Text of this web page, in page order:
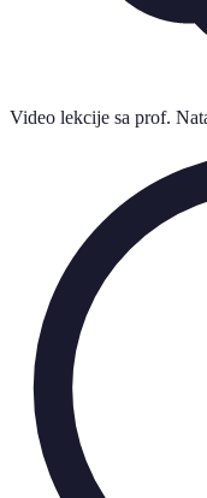
Video lekcije sa prof.